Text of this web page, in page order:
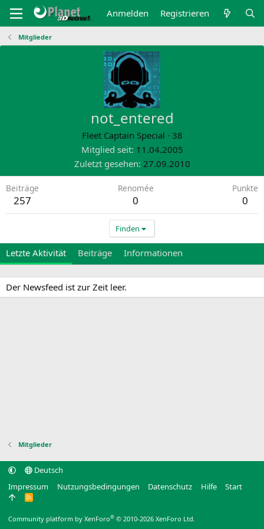
Anmelden Registrieren
Mitglieder
not_entered
Fleet Captain Special · 38
Mitglied seit 11.04.2005
Zuletzt gesehen 27.09.2010
Beiträge
257
Renomée
0
Punkte
0
Finden
Letzte Aktivität Beiträge Informationen
Der Newsfeed ist zur Zeit leer.
Mitglieder
Deutsch
Impressum
Nutzungsbedingungen Datenschutz Hilfe Start
R
Community platform by XenForo® © 2010-2026 XenForo Ltd.